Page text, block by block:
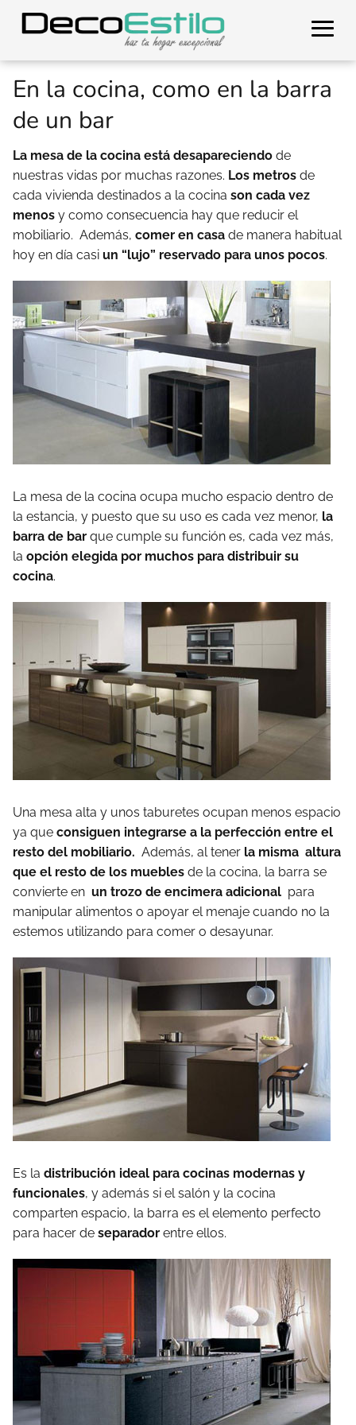
En la cocina, como en la barra
de un bar
La mesa de la cocina está desapareciendo de
nuestras vidas por muchas razones. Los metros de
cada vivienda destinados a la cocina son cada vez
menos y como consecuencia hay que reducir el
mobiliario. Además, comer en casa de manera habitual
hoy en día casi un “lujo” reservado para unos pocos.
La mesa de la cocina ocupa mucho espacio dentro de
la estancia, y puesto que su uso es cada vez menor, la
barra de bar que cumple su función es, cada vez más,
la opción elegida por muchos para distribuir su
cocina.
Una mesa alta y unos taburetes ocupan menos espacio
ya que consiguen integrarse a la perfección entre el
resto del mobiliario. Además, al tener la misma altura
que el resto de los muebles de la cocina, la barra se
convierte en un trozo de encimera adicional para
manipular alimentos o apoyar el menaje cuando no la
estemos utilizando para comer o desayunar.
Es la distribución ideal para cocinas modernas y
funcionales, y además si el salón y la cocina
comparten espacio, la barra es el elemento perfecto
para hacer de separador entre ellos.